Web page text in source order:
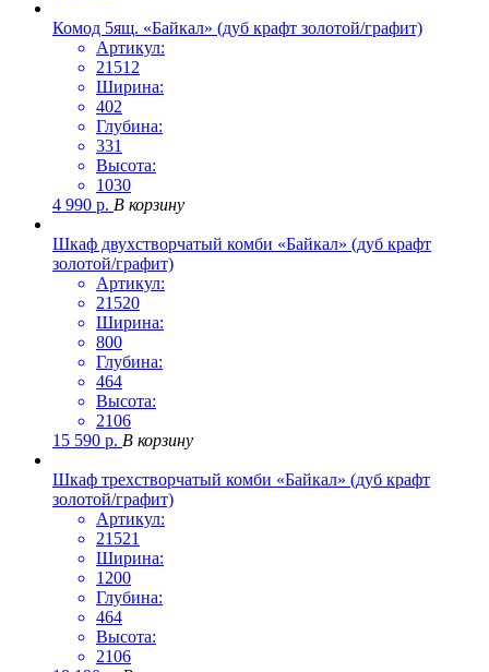
Комод 5ящ. «Байкал» (дуб крафт золотой/графит)
Артикул:
21512
Ширина:
402
Глубина:
331
Высота:
1030
4 990 р. В корзину
Шкаф двухстворчатый комби «Байкал» (дуб крафт
золотой/графит)
Артикул:
21520
Ширина:
800
Глубина:
464
Высота:
2106
15 590 р. В корзину
Шкаф трехстворчатый комби «Байкал» (дуб крафт
золотой/графит)
Артикул:
21521
Ширина:
1200
Глубина:
464
Высота:
2106